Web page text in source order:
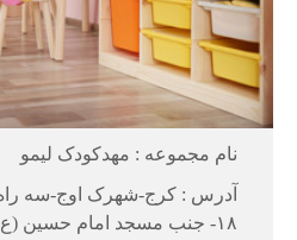
نام مجموعه : مهدکودک لیمو
آدرس : کرج-شهرک اوج-سه راه
۱۸- جنب مسجد امام حسین